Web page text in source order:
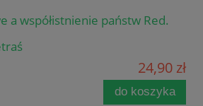
a współistnienie państw Red.
24,90 zł
do koszyka